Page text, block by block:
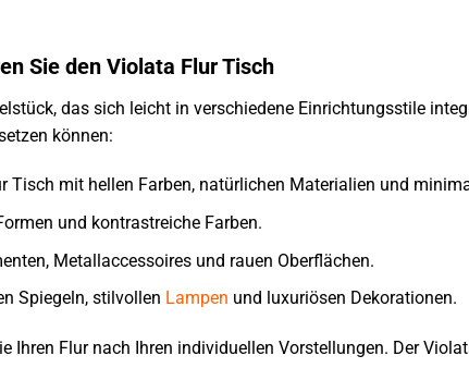
Sie den Violata Flur Tisch
das sich leicht in verschiedene Einrichtungsstile
können:
Tisch mit hellen Farben, natürlichen Materialien und
und kontrastreiche Farben.
Metallaccessoires und rauen Oberflächen.
Spiegeln, stilvollen Lampen und luxuriösen Dekorationen.
Ihren Flur nach Ihren individuellen Vorstellungen. Der